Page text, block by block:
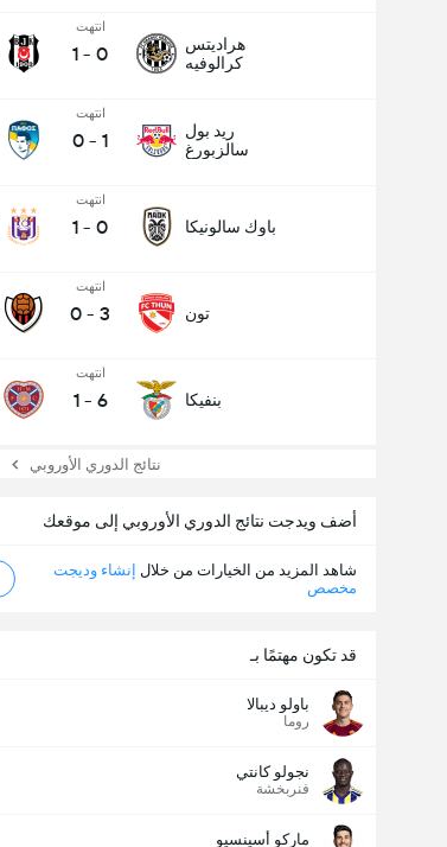
هراديتس
كرالوفيه
انتهت
0
-
1
ريد بول
سالزبورغ
انتهت
1
-
0
باوك سالونيكا
انتهت
0
-
1
تون
انتهت
3
-
0
بنفيكا
انتهت
6
-
1
نتائج الدوري الأوروبي
أضف ويدجت نتائج الدوري الأوروبي إلى موقعك
شاهد المزيد من الخيارات من خلال إنشاء وديجت
مخصص
قد تكون مهتمًا بـ
باولو ديبالا
روما
نجولو كانتي
فنربخشة
ماركو أسينسيو